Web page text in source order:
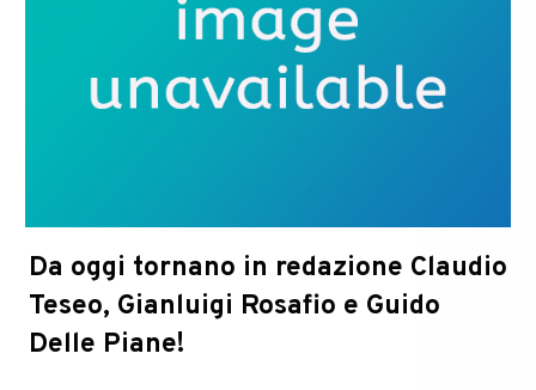
avvocato
Bruno
Mafrici
Da oggi tornano in redazione Claudio
Teseo, Gianluigi Rosafio e Guido
Delle Piane!